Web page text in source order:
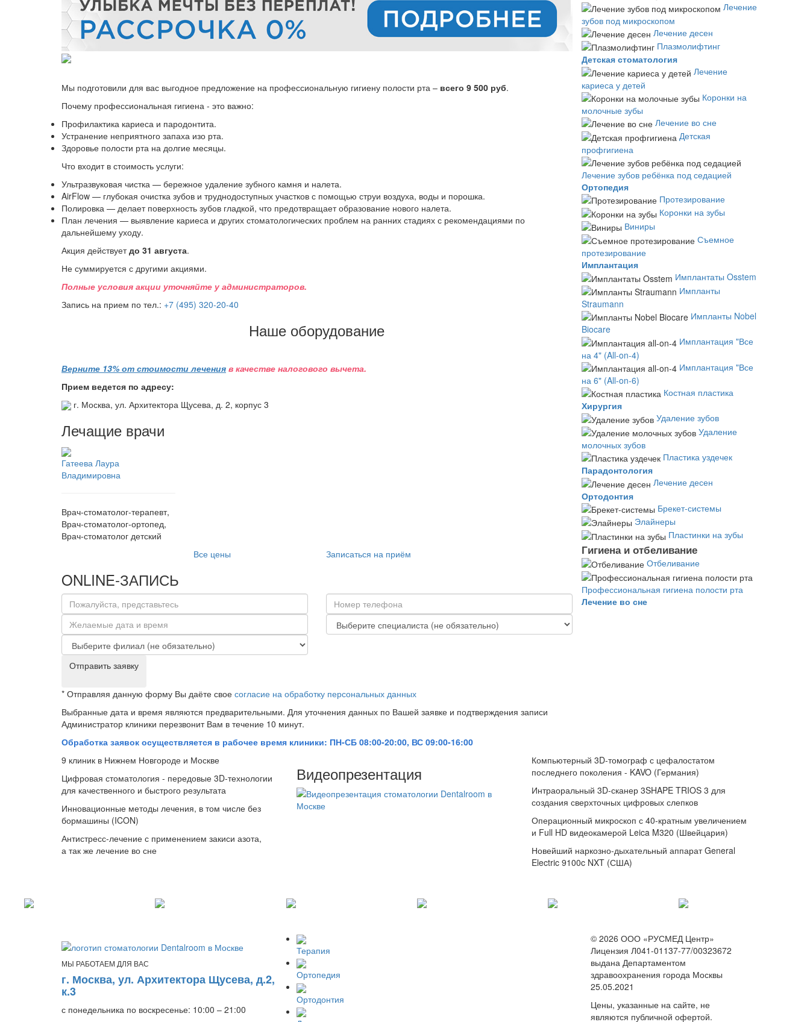
Мы подготовили для вас выгодное предложение на профессиональную гигиену полости рта – всего 9 500 руб.
Почему профессиональная гигиена - это важно:
Профилактика кариеса и пародонтита.
Устранение неприятного запаха изо рта.
Здоровье полости рта на долгие месяцы.
Что входит в стоимость услуги:
Ультразвуковая чистка — бережное удаление зубного камня и налета.
AirFlow — глубокая очистка зубов и труднодоступных участков с помощью струи воздуха, воды и порошка.
Полировка — делает поверхность зубов гладкой, что предотвращает образование нового налета.
План лечения — выявление кариеса и других стоматологических проблем на ранних стадиях с рекомендациями по
дальнейшему уходу.
Акция действуетдо 31 августа.
Не суммируется с другими акциями.
Полные условия акции уточняйте у администраторов.
Запись на прием по тел.: +7 (495) 320-20-40
Наше оборудование
Верните 13% от стоимости лечения в качестве налогового вычета.
Прием ведется по адресу:
г. Москва, ул. Архитектора Щусева, д. 2, корпус 3
Лечащие врачи
Гатеева Лаура
Владимировна
Врач-стоматолог-терапевт,
Врач-стоматолог-ортопед,
Врач-стоматолог детский
Все цены
Записаться на приём
ONLINE-ЗАПИСЬ
Отправить заявку
* Отправляя данную форму Вы даёте свое согласие на обработку персональных данных
Выбранные дата и время являются предварительными. Для уточнения данных по Вашей заявке и подтверждения записи
Администратор клиники перезвонит Вам в течение 10 минут.
Обработка заявок осуществляется в рабочее время клиники: ПН-СБ 08:00-20:00, ВС 09:00-16:00
Лечение
зубов под микроскопом
Лечение десен
Плазмолифтинг
Детская стоматология
Лечение
кариеса у детей
Коронки на
молочные зубы
Лечение во сне
Детская
профгигиена
Лечение зубов ребёнка под седацией
Ортопедия
Протезирование
Коронки на зубы
Виниры
Съемное
протезирование
Имплантация
Имплантаты Osstem
Импланты
Straumann
Импланты Nobel
Biocare
Имплантация "Все
на 4" (All-on-4)
Имплантация "Все
на 6" (All-on-6)
Костная пластика
Хирургия
Удаление зубов
Удаление
молочных зубов
Пластика уздечек
Парадонтология
Лечение десен
Ортодонтия
Брекет-системы
Элайнеры
Пластинки на зубы
Гигиена и отбеливание
Отбеливание
Профессиональная гигиена полости рта
Лечение во сне
9 клиник в Нижнем Новгороде и Москве
Цифровая стоматология - передовые 3D-технологии
для качественного и быстрого результата
Инновационные методы лечения, в том числе без
бормашины (ICON)
Антистресс-лечение с применением закиси азота,
а так же лечение во сне
Видеопрезентация
Компьютерный 3D-томограф с цефалостатом
последнего поколения - KAVO (Германия)
Интраоральный 3D-сканер 3SHAPE TRIOS 3 для
создания сверхточных цифровых слепков
Операционный микроскоп с 40-кратным увеличением
и Full HD видеокамерой Leica M320 (Швейцария)
Новейший наркозно-дыхательный аппарат General
Electric 9100c NXT (США)
МЫ РАБОТАЕМ ДЛЯ ВАС
г. Москва, ул. Архитектора Щусева, д.2,
к.3
с понедельника по воскресенье: 10:00 – 21:00
Терапия
Ортопедия
Ортодонтия
© 2026 ООО «РУСМЕД Центр»
Лицензия Л041-01137-77/00323672
выдана Департаментом
здравоохранения города Москвы
25.05.2021
Цены, указанные на сайте, не
являются публичной офертой.